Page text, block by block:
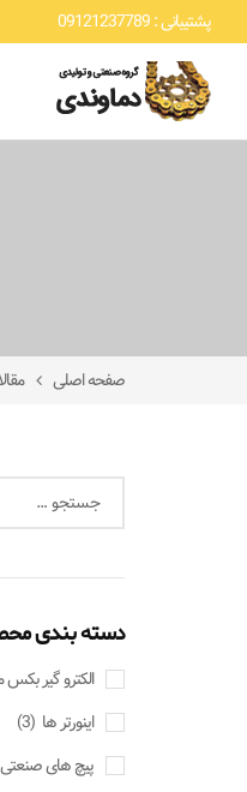
پشتیبانی : 09121237789
صفحه اصلی
دسته بندی
الکترو گیر
اینورتر ها (3)
پیچ های صنعتی